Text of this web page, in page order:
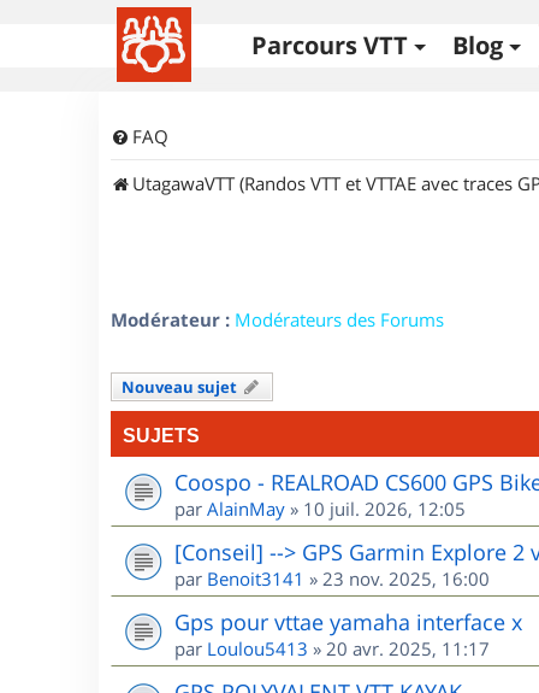
Parcours VTT Blog
FAQ
UtagawaVTT (Randos VTT et VTTAE avec traces
Modérateur : Modérateurs des Forums
Nouveau sujet
SUJETS
Coospo - REALROAD CS600 GPS
par AlainMay » 10 juil. 2026, 12:05
[Conseil] --> GPS Garmin Explore 2
par Benoit3141 » 23 nov. 2025, 16:00
Gps pour vttae yamaha interface x
par Loulou5413 » 20 avr. 2025, 11:17